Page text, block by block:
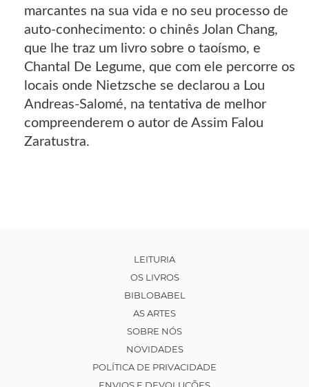
marcantes na sua vida e no seu processo de
auto-conhecimento: o chinês Jolan Chang,
que lhe traz um livro sobre o taoísmo, e
Chantal De Legume, que com ele percorre os
locais onde Nietzsche se declarou a Lou
Andreas-Salomé, na tentativa de melhor
compreenderem o autor de Assim Falou
Zaratustra.
LEITURIA
OS LIVROS
BIBLOBABEL
AS ARTES
SOBRE NÓS
NOVIDADES
POLÍTICA DE PRIVACIDADE
ENVIOS E DEVOLUÇÕES